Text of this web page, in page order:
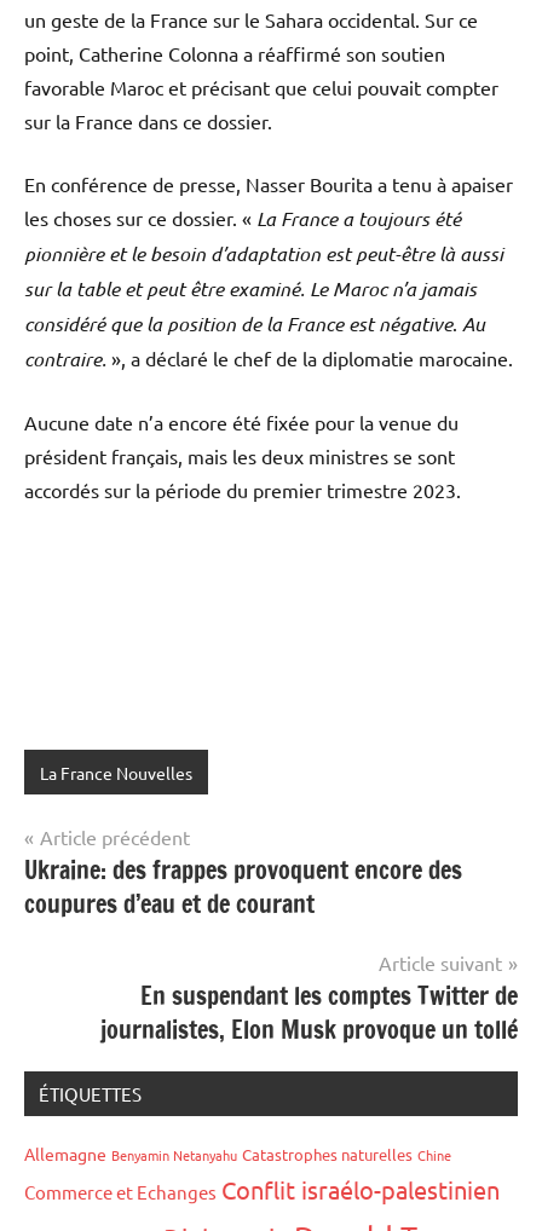
un geste de la France sur le Sahara occidental. Sur ce
point, Catherine Colonna a réaffirmé son soutien
favorable Maroc et précisant que celui pouvait compter
sur la France dans ce dossier.
En conférence de presse, Nasser Bourita a tenu à apaiser
les choses sur ce dossier. « La France a toujours été
pionnière et le besoin d’adaptation est peut-être là aussi
sur la table et peut être examiné. Le Maroc n’a jamais
considéré que la position de la France est négative. Au
contraire. », a déclaré le chef de la diplomatie marocaine.
Aucune date n’a encore été fixée pour la venue du
président français, mais les deux ministres se sont
accordés sur la période du premier trimestre 2023.
La France Nouvelles
Navigation
de
l’article
Article précédent
Ukraine: des frappes provoquent encore des
coupures d’eau et de courant
Article suivant
En suspendant les comptes Twitter de
journalistes, Elon Musk provoque un tollé
ÉTIQUETTES
Allemagne Benyamin Netanyahu Catastrophes naturelles Chine
Commerce et Echanges Conflit israélo-palestinien